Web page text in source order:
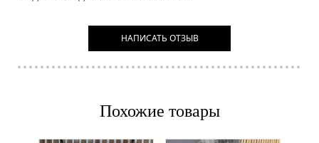
НАПИСАТЬ ОТЗЫВ
Похожие товары